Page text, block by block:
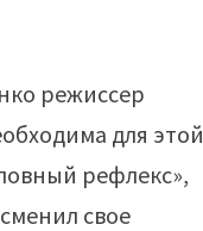
режиссер
для этой
рефлекс»,
свое